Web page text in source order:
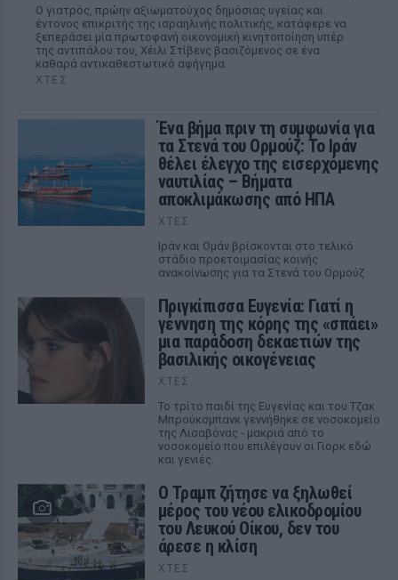
Ο γιατρός, πρώην αξιωματούχος δημόσιας υγείας και
έντονος επικριτής της ισραηλινής πολιτικής, κατάφερε να
ξεπεράσει μία πρωτοφανή οικονομική κινητοποίηση υπέρ
της αντιπάλου του, Χέιλι Στίβενς βασιζόμενος σε ένα
καθαρά αντικαθεστωτικό αφήγημα
ΧΤΕΣ
Ένα βήμα πριν τη συμφωνία για
τα Στενά του Ορμούζ: Το Ιράν
θέλει έλεγχο της εισερχόμενης
ναυτιλίας – Βήματα
αποκλιμάκωσης από ΗΠΑ
ΧΤΕΣ
Ιράν και Ομάν βρίσκονται στο τελικό
στάδιο προετοιμασίας κοινής
ανακοίνωσης για τα Στενά του Ορμούζ
Πριγκίπισσα Ευγενία: Γιατί η
γέννηση της κόρης της «σπάει»
μια παράδοση δεκαετιών της
βασιλικής οικογένειας
ΧΤΕΣ
Το τρίτο παιδί της Ευγενίας και του Τζακ
Μπρούκσμπανκ γεννήθηκε σε νοσοκομείο
της Λισαβόνας - μακριά από το
νοσοκομείο που επιλέγουν οι Γιορκ εδώ
και γενιές.
Ο Τραμπ ζήτησε να ξηλωθεί
μέρος του νέου ελικοδρομίου
του Λευκού Οίκου, δεν του
άρεσε η κλίση
ΧΤΕΣ